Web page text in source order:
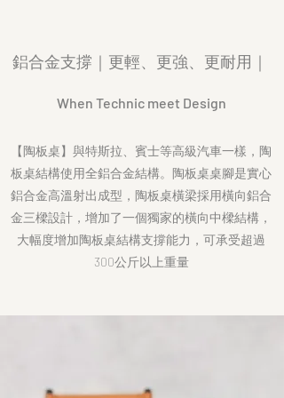
鋁合金支撐｜更輕、更強、更耐用｜
When Technic meet Design
【陶板桌】與特斯拉、賓士等高級汽車一樣，陶
板桌結構使用全鋁合金結構。陶板桌桌腳是實心
鋁合金高溫射出成型，陶板桌橫梁採用橫向鋁合
金三樑設計，增加了一個獨家的橫向中樑結構，
大幅度增加陶板桌結構支撐能力，可承受超過
300公斤以上重量